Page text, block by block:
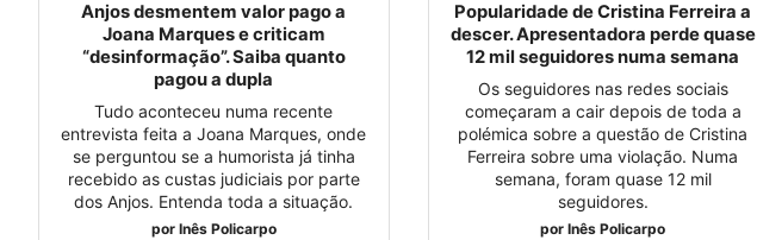
Anjos desmentem valor pago a
Joana Marques e criticam
“desinformação”. Saiba quanto
pagou a dupla
Tudo aconteceu numa recente
entrevista feita a Joana Marques, onde
se perguntou se a humorista já tinha
recebido as custas judiciais por parte
dos Anjos. Entenda toda a situação.
por Inês Policarpo
Popularidade de Cristina Ferreira a
descer. Apresentadora perde quase
12 mil seguidores numa semana
Os seguidores nas redes sociais
começaram a cair depois de toda a
polémica sobre a questão de Cristina
Ferreira sobre uma violação. Numa
semana, foram quase 12 mil
seguidores.
por Inês Policarpo